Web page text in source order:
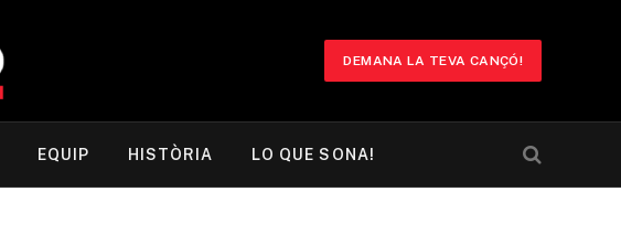
DEMANA LA TEVA CANÇÓ!
EQUIP HISTÒRIA LO QUE SONA!